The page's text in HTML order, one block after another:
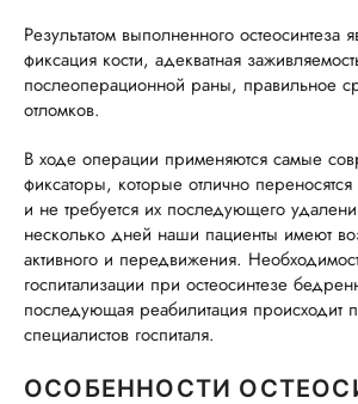
Результатом выполненного остеосинтеза
фиксация кости, адекватная
послеоперационной раны, правильное
отломков.
В ходе операции применяются самые
фиксаторы, которые отлично
и не требуется их последующего
несколько дней наши пациенты имеют
активного и передвижения.
госпитализации при остеосинтезе
последующая реабилитация происходит
специалистов госпиталя.
ОСОБЕННОСТИ